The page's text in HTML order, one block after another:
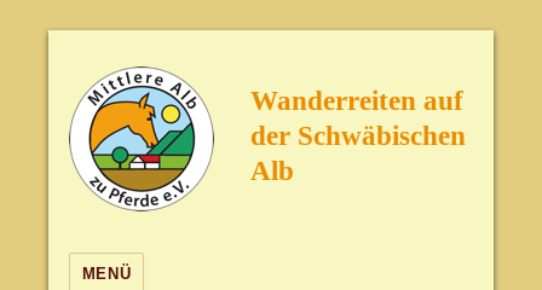
Wanderreiten auf
der Schwäbischen
Alb
MENÜ